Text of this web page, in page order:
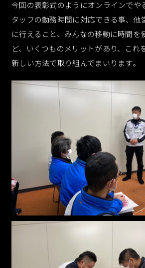
072-665-5707
9:00-17:00 土日祝日除
今回の表彰式のようにオンラインでや
タッフの勤務時間に対応できる事、他
に行えること、みんなの移動に時間を
ど、いくつものメリットがあり、これ
新しい方法で取り組んでまいります。